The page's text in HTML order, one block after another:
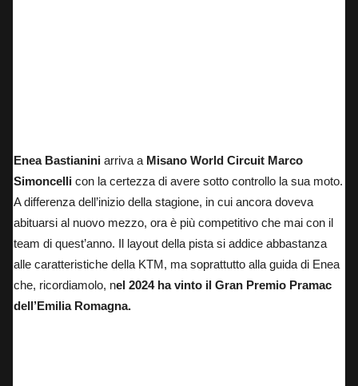
Enea Bastianini arriva a Misano World Circuit Marco
Simoncelli con la certezza di avere sotto controllo la sua moto.
A differenza dell’inizio della stagione, in cui ancora doveva
abituarsi al nuovo mezzo, ora è più competitivo che mai con il
team di quest’anno. Il layout della pista si addice abbastanza
alle caratteristiche della KTM, ma soprattutto alla guida di Enea
che, ricordiamolo, nel 2024 ha vinto il Gran Premio Pramac
dell’Emilia Romagna.